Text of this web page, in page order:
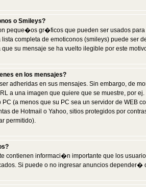
o Smileys?
peque�os gr�ficos que pueden ser usados
lista completa de emoticonos (smileys) puede
su mensaje se ha vuelto ilegible por este
en los mensajes?
adheridas en sus mensajes. Sin embargo, de
a una imagen que quiere que se muestre, por
PC (a menos que su PC sea un servidor de
de Hotmail o Yahoo, sitios protegidos por
permitido).
contienen informaci�n importante que los
Si puede o no ingresar anuncios